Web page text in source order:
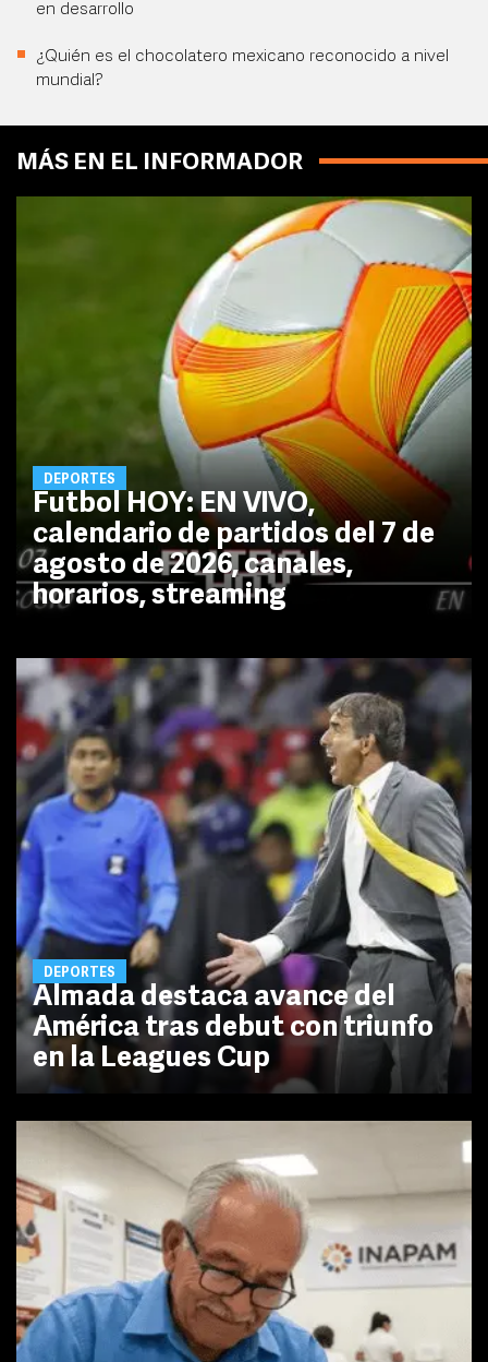
en desarrollo
¿Quién es el chocolatero mexicano reconocido a nivel
mundial?
MÁS EN EL INFORMADOR
DEPORTES
Futbol HOY: EN VIVO,
calendario de partidos del 7 de
agosto de 2026, canales,
horarios, streaming
DEPORTES
Almada destaca avance del
América tras debut con triunfo
en la Leagues Cup